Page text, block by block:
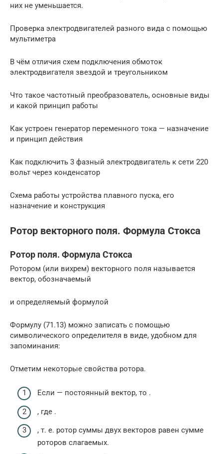
них не уменьшается.
Проверка электродвигателей разного вида с помощью
мультиметра
В чём отличия схем подключения обмоток
электродвигателя звездой и треугольником
Что такое частотный преобразователь, основные виды
и какой принцип работы
Как устроен генератор переменного тока — назначение
и принцип действия
Как подключить 3 фазный электродвигатель к сети 220
вольт через конденсатор
Схема работы устройства плавного пуска, его
назначение и конструкция
Ротор векторного поля. Формула Стокса
Ротор поля. Формула Стокса
Ротором (или вихрем) векторного поля называется
вектор, обозначаемый
и определяемый формулой
Формулу (71.13) можно записать с помощью
символического определителя в виде, удобном для
запоминания:
Отметим некоторые свойства ротора.
Если — постоянный вектор, то .
, где .
, т. e. ротор суммы двух векторов равен сумме
роторов слагаемых.